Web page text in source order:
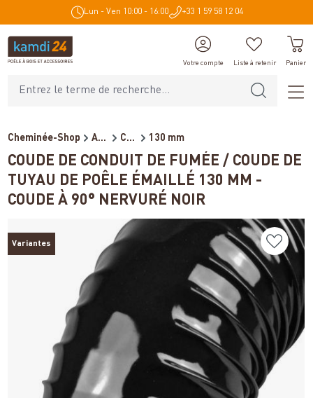
principal Lun - Ven 10:00 - 16:00 +33 1 59 58 12 04
Votre compte Liste à retenir Panier
Cheminée-Shop Accessoires de cheminée Conduits de fumée pour poêl... 130 mm
COUDE DE CONDUIT DE FUMÉE / COUDE DE
TUYAU DE POÊLE ÉMAILLÉ 130 MM -
COUDE À 90° NERVURÉ NOIR
Variantes